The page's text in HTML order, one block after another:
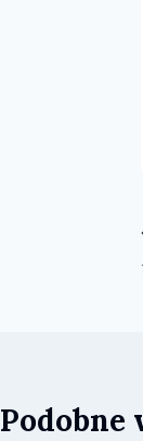
Podobne